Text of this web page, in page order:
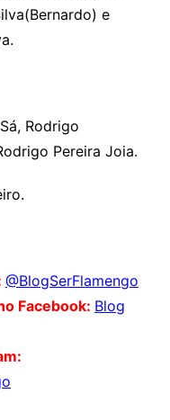
e
Rodrigo
Pereira Joia.
@BlogSerFlamengo
Facebook: Blog